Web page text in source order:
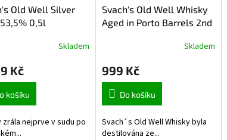
Old Well Silver
0,5l
Skladem
Kč
košíku
zrála nejprve v sudu po
Svach's Old Well Whisky
Aged in Porto Barrels 2nd
Skladem
999 Kč
Do košíku
Svach´s Old Well Whisky byla
destilována ze...